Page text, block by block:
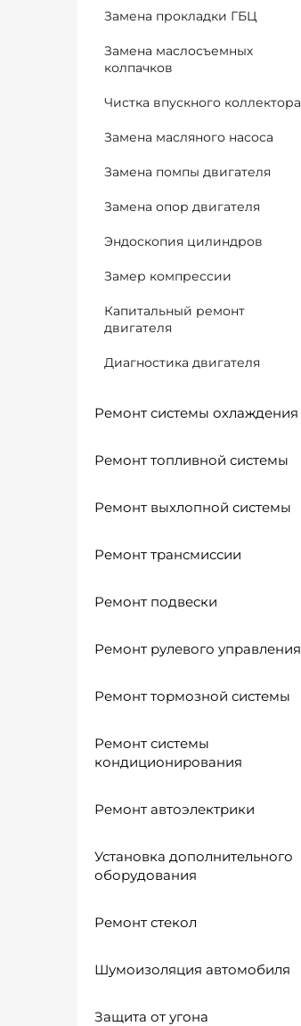
Замена прокладки ГБЦ
Замена маслосъемных
колпачков
Чистка впускного коллектора
Замена масляного насоса
Замена помпы двигателя
Замена опор двигателя
Эндоскопия цилиндров
Замер компрессии
Капитальный ремонт
двигателя
Диагностика двигателя
Ремонт системы охлаждения
Ремонт топливной системы
Ремонт выхлопной системы
Ремонт трансмиссии
Ремонт подвески
Ремонт рулевого управления
Ремонт тормозной системы
Ремонт системы
кондиционирования
Ремонт автоэлектрики
Установка дополнительного
оборудования
Ремонт стекол
Шумоизоляция автомобиля
Защита от угона